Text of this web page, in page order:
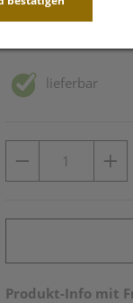
lieferbar
Produkt-Info mit